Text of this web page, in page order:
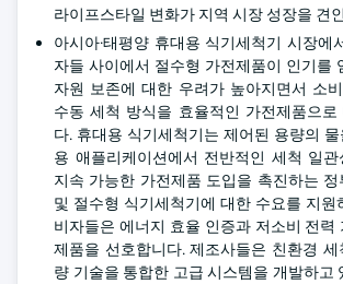
라이프스타일 변화가 지역 시장 성장을 견
아시아·태평양 휴대용 식기세척기 시장에
자들 사이에서 절수형 가전제품이 인기를
자원 보존에 대한 우려가 높아지면서 소
수동 세척 방식을 효율적인 가전제품으로
다. 휴대용 식기세척기는 제어된 용량의
용 애플리케이션에서 전반적인 세척 일
지속 가능한 가전제품 도입을 촉진하는
및 절수형 식기세척기에 대한 수요를 지원
비자들은 에너지 효율 인증과 저소비 전력
제품을 선호합니다. 제조사들은 친환경
량 기술을 통합한 고급 시스템을 개발하고